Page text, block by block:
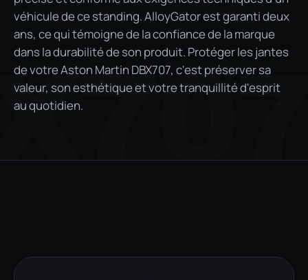
véhicule de ce standing. AlloyGator est garanti deux
ans, ce qui témoigne de la confiance de la marque
dans la durabilité de son produit. Protéger les jantes
de votre Aston Martin DBX707, c'est préserver sa
valeur, son esthétique et votre tranquillité d'esprit
au quotidien.